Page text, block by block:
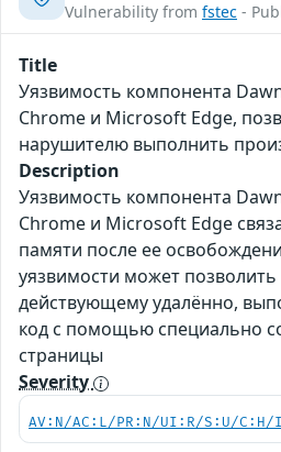
Vulnerability from fstec -
Title
Уязвимость компонента
Chrome и Microsoft Edge,
нарушителю выполнить
Description
Уязвимость компонента
Chrome и Microsoft Edge
памяти после ее
уязвимости может
действующему удалённо,
код с помощью специально
страницы
Severity
AV:N/AC:L/PR:N/UI:R/S:U/